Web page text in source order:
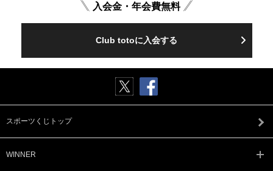
入会金・年会費無料
Club totoに入会する
スポーツくじトップ
WINNER